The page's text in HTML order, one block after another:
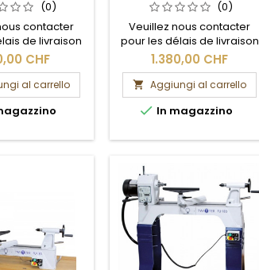
(0)
contacter
de livraison
de port.
CHF
al carrello
(0)
Veuillez nous contacter
pour les délais de livraison
et les frais de port.
1.380,00 CHF
 Aggiungi al carrello
 In magazzino